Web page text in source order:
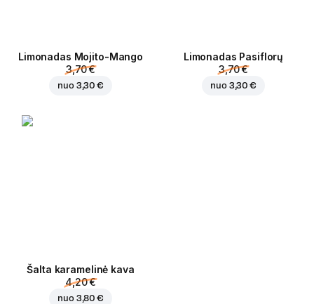
Limonadas Mojito-Mango
3,70 €
nuo 3,30 €
Limonadas Pasiflorų
3,70 €
nuo 3,30 €
Šalta karamelinė kava
4,20 €
nuo 3,80 €